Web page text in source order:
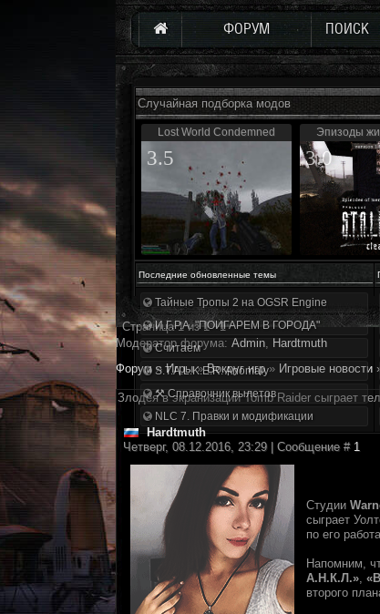
ФОРУМ ПОИСК
Случайная подборка модов
Lost World Condemned
3.5
Эпизоды
3.0
Последние обновленные темы
Тайные Тропы 2 на OGSR Engine
И.Г.Р.А. "ПОИГАРЕМ В ГОРОДА"
Считаем
S.T.A.L.K.E.R. Anomaly
⚒ Справочник вылетов
NLC 7. Правки и модификации
Страница1из1
1
Модератор форума: Аdmin, Hardtmuth
Форум » Игры » Вокруг игр » Игровые новости
Злодея в экранизации Tomb Raider сыграет
Hardtmuth
Четверг, 08.12.2016, 23:29 | Сообщение # 1
Студии
сыграет
по его
Напомним,
А.Н.К.Л.»,
второго